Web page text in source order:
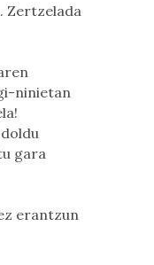
Zertzelada
ninietan
gara
erantzun